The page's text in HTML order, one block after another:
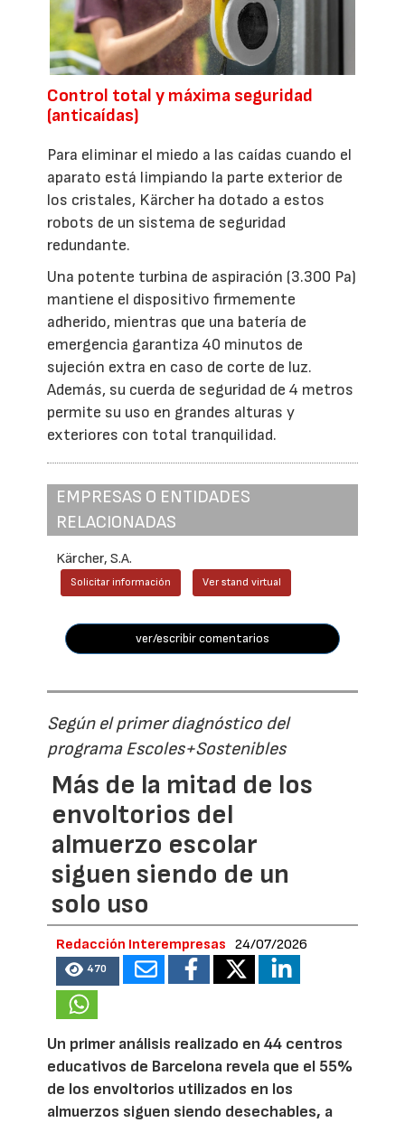
Control total y máxima seguridad
(anticaídas)
Para eliminar el miedo a las caídas cuando el
aparato está limpiando la parte exterior de
los cristales, Kärcher ha dotado a estos
robots de un sistema de seguridad
redundante.
Una potente turbina de aspiración (3.300 Pa)
mantiene el dispositivo firmemente
adherido, mientras que una batería de
emergencia garantiza 40 minutos de
sujeción extra en caso de corte de luz.
Además, su cuerda de seguridad de 4 metros
permite su uso en grandes alturas y
exteriores con total tranquilidad.
EMPRESAS O ENTIDADES
RELACIONADAS
Kärcher, S.A.
Solicitar información Ver stand virtual
ver/escribir comentarios
Según el primer diagnóstico del
programa Escoles+Sostenibles
Más de la mitad de los
envoltorios del
almuerzo escolar
siguen siendo de un
solo uso
Redacción Interempresas 24/07/2026
470
Un primer análisis realizado en 44 centros
educativos de Barcelona revela que el 55%
de los envoltorios utilizados en los
almuerzos siguen siendo desechables, a